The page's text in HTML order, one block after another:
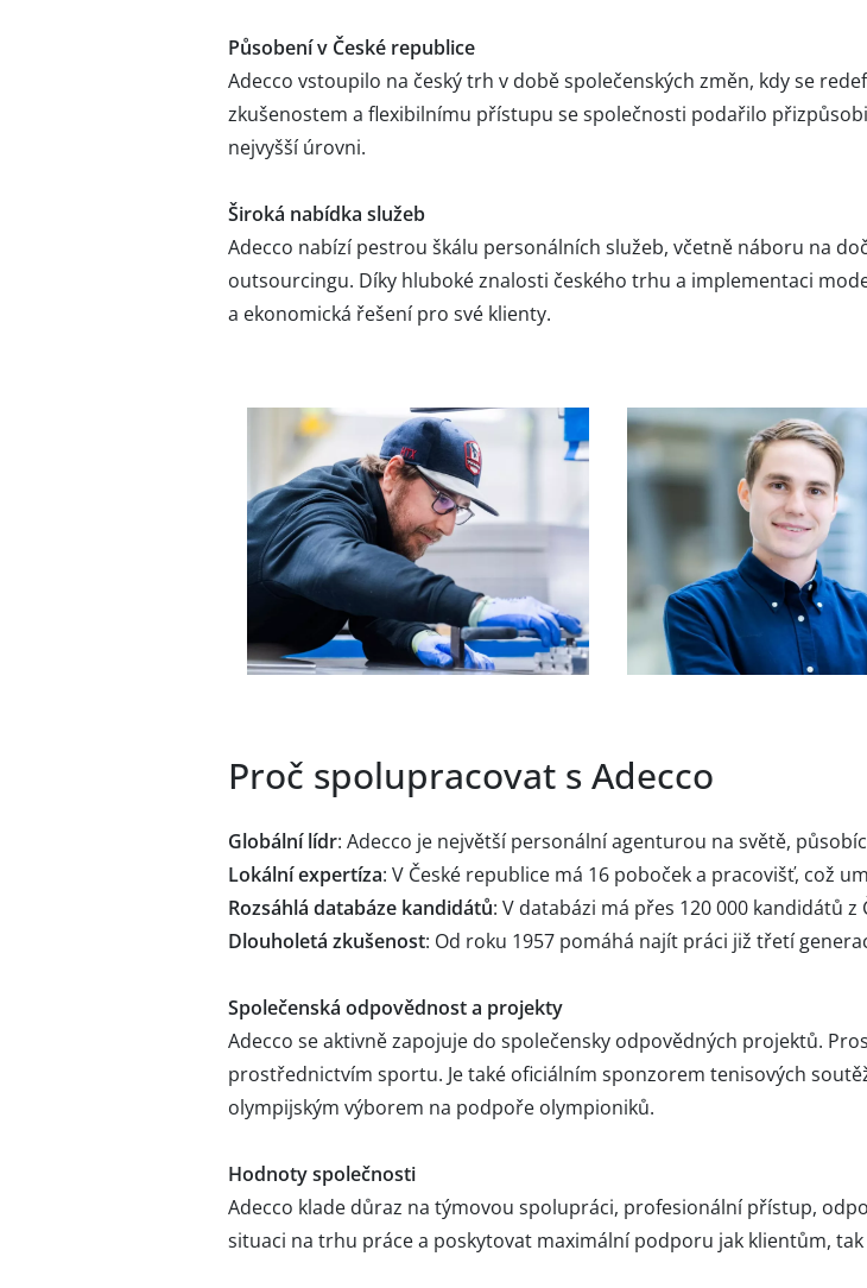
Působení v České republice
Adecco vstoupilo na český trh v době společenských změn, kdy se
zkušenostem a flexibilnímu přístupu se společnosti podařilo
nejvyšší úrovni.
Široká nabídka služeb
Adecco nabízí pestrou škálu personálních služeb, včetně náboru na
outsourcingu. Díky hluboké znalosti českého trhu a implementaci
a ekonomická řešení pro své klienty.
Proč spolupracovat s Adecco
Globální lídr: Adecco je největší personální agenturou na světě,
Lokální expertíza: V České republice má 16 poboček a pracovišť, což
Rozsáhlá databáze kandidátů: V databázi má přes 120 000 kandidátů
Dlouholetá zkušenost: Od roku 1957 pomáhá najít práci již třetí
Společenská odpovědnost a projekty
Adecco se aktivně zapojuje do společensky odpovědných projektů.
prostřednictvím sportu. Je také oficiálním sponzorem tenisových
olympijským výborem na podpoře olympioniků.
Hodnoty společnosti
Adecco klade důraz na týmovou spolupráci, profesionální přístup,
situaci na trhu práce a poskytovat maximální podporu jak klientům,